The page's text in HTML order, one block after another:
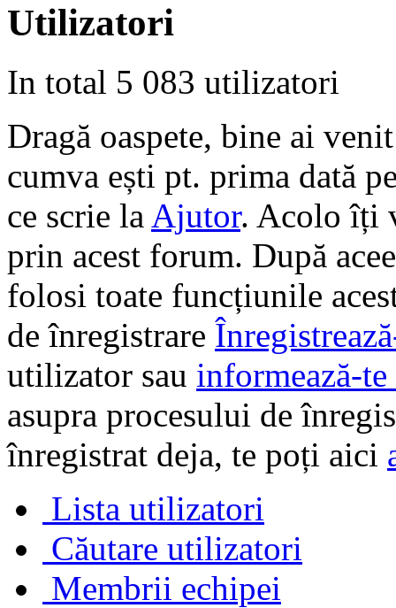
Utilizatori
In total 5 083 utilizatori
Dragă oaspete, bine ai
cumva ești pt. prima dată
ce scrie la Ajutor. Acolo îți
prin acest forum. După
folosi toate funcțiunile
de înregistrare
utilizator sau informează-
asupra procesului de
înregistrat deja, te poți aici
Lista utilizatori
Căutare utilizatori
Membrii echipei